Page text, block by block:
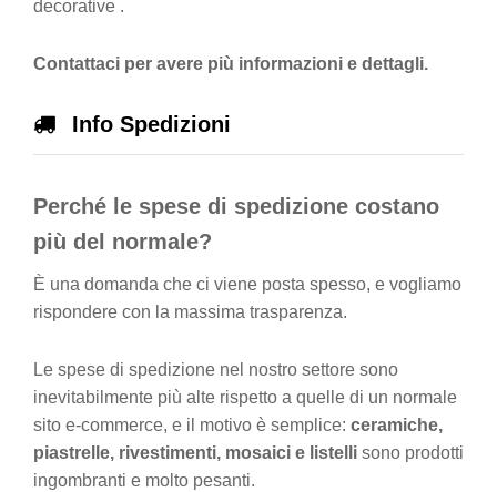
decorative .
Contattaci per avere più informazioni e dettagli.
Info Spedizioni
Perché le spese di spedizione costano
più del normale?
È una domanda che ci viene posta spesso, e vogliamo
rispondere con la massima trasparenza.
Le spese di spedizione nel nostro settore sono
inevitabilmente più alte rispetto a quelle di un normale
sito e-commerce, e il motivo è semplice: ceramiche,
piastrelle, rivestimenti, mosaici e listelli sono prodotti
ingombranti e molto pesanti.